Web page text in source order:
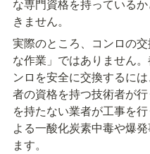
な専門資格を持っている
きません。
実際のところ、コンロの
な作業」ではありません
ンロを安全に交換するに
者の資格を持つ技術者が
を持たない業者が工事を
よる一酸化炭素中毒や爆
ます。